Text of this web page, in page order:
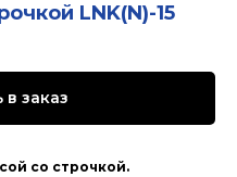
LNK(N)-15
заказ
со строчкой.